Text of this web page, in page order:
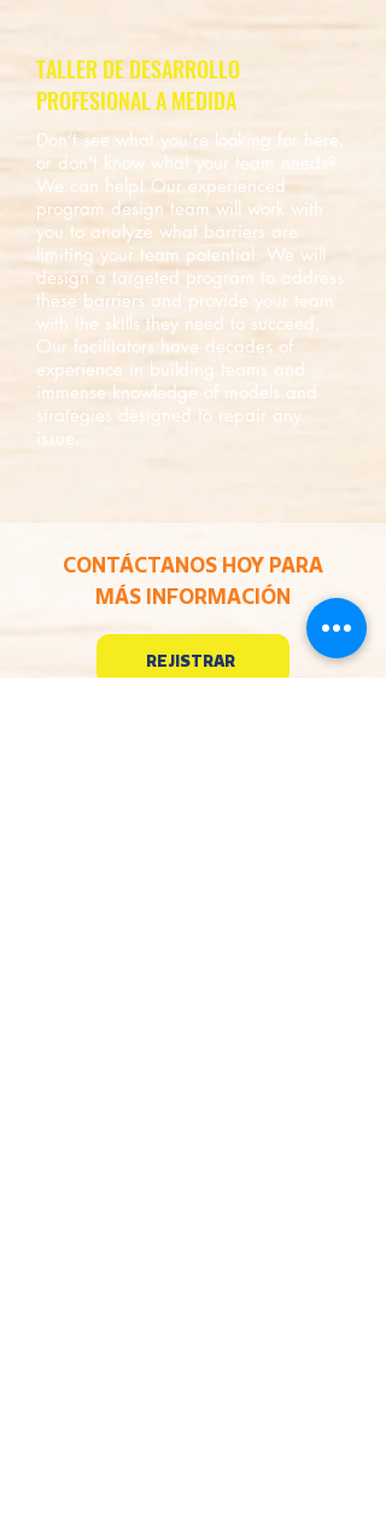
TALLER DE DESARROLLO
PROFESIONAL A MEDIDA
Don’t see what you’re looking for here,
or don’t know what your team needs?
We can help! Our experienced
program design team will work with
you to analyze what barriers are
limiting your team potential. We will
design a targeted program to address
these barriers and provide your team
with the skills they need to succeed.
Our facilitators have decades of
experience in building teams and
immense knowledge of models and
strategies designed to repair any
issue.
CONTÁCTANOS HOY PARA
MÁS INFORMACIÓN
REJISTRAR